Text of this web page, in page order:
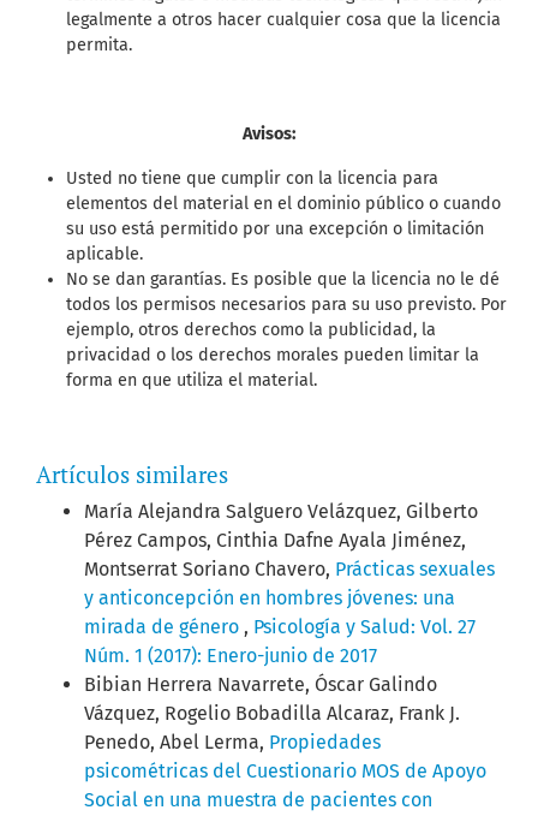
legalmente a otros hacer cualquier cosa que la licencia
permita.
Avisos:
Usted no tiene que cumplir con la licencia para
elementos del material en el dominio público o cuando
su uso está permitido por una excepción o limitación
aplicable.
No se dan garantías. Es posible que la licencia no le dé
todos los permisos necesarios para su uso previsto. Por
ejemplo, otros derechos como la publicidad, la
privacidad o los derechos morales pueden limitar la
forma en que utiliza el material.
Artículos similares
María Alejandra Salguero Velázquez, Gilberto
Pérez Campos, Cinthia Dafne Ayala Jiménez,
Montserrat Soriano Chavero, Prácticas sexuales
y anticoncepción en hombres jóvenes: una
mirada de género , Psicología y Salud: Vol. 27
Núm. 1 (2017): Enero-junio de 2017
Bibian Herrera Navarrete, Óscar Galindo
Vázquez, Rogelio Bobadilla Alcaraz, Frank J.
Penedo, Abel Lerma, Propiedades
psicométricas del Cuestionario MOS de Apoyo
Social en una muestra de pacientes con